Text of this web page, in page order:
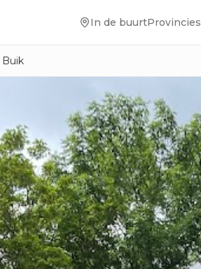
In de buurtProvincies
Buik